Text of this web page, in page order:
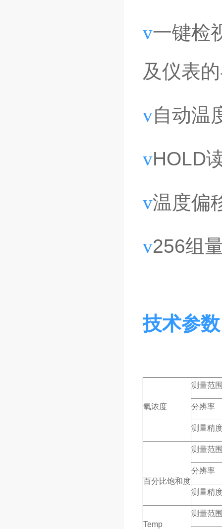
v一键检
及仪表
v自动温
vHOLD
v温度偏
v256组
技术参
氧浓度
测量范
分辨率
测量精
百分比饱和度
测量范
分辨率
测量精
Temp
测量范